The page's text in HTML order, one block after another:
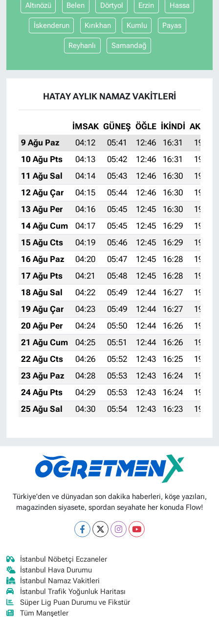
Altınözü Belen Dörtyol Erzin Hassa
İskenderun Kırıkhan Kumlu Payas
Reyhanlı Samandağ
HATAY AYLIK NAMAZ VAKITLERI
İMSAK GÜNEŞ ÖĞLE İKINDI AKŞAM
9 Ağu Paz
04:12 05:41 12:46 16:31
19:41
10 Ağu Pts
04:13 05:42 12:46 16:31
19:39
11 Ağu Sal
04:14 05:43 12:46 16:30
19:38
12 Ağu Çar
04:15 05:44 12:46 16:30
19:37
13 Ağu Per
04:16 05:45 12:45 16:30
19:36
14 Ağu Cum
04:17 05:45 12:45 16:29
19:35
15 Ağu Cts
04:19 05:46 12:45 16:29
19:34
16 Ağu Paz
04:20 05:47 12:45 16:28
19:33
17 Ağu Pts
04:21 05:48 12:45 16:28
19:31
18 Ağu Sal
04:22 05:49 12:44 16:27
19:30
19 Ağu Çar
04:23 05:49 12:44 16:27
19:29
20 Ağu Per
04:24 05:50 12:44 16:26
19:28
21 Ağu Cum
04:25 05:51 12:44 16:26
19:26
22 Ağu Cts
04:26 05:52 12:43 16:25
19:25
23 Ağu Paz
04:28 05:53 12:43 16:24
19:24
24 Ağu Pts
04:29 05:53 12:43 16:24
19:22
25 Ağu Sal
04:30 05:54 12:43 16:23 19:21
Türkiye'den ve dünyadan son dakika haberleri, köşe yazıları,
magazinden siyasete, spordan seyahate her konuda Flow!
İstanbul Nöbetçi Eczaneler
İstanbul Hava Durumu
İstanbul Namaz Vakitleri
İstanbul Trafik Yoğunluk Haritası
Süper Lig Puan Durumu ve Fikstür
Tüm Manşetler